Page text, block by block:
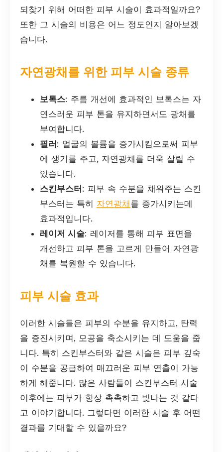
되찾기 위해 어떠한 피부 시술이 효과적일까요?
또한 그 시술의 비용은 어느 정도인지 알아보겠
습니다.
자연광채를 위한 피부 시술 종류
보톡스: 주름 개선에 효과적인 보톡스는 자
연스러운 피부 톤을 유지하면서도 광채를
부여합니다.
필러: 얼굴의 볼륨을 증가시킴으로써 피부
에 생기를 주고, 자연광채를 더욱 살릴 수
있습니다.
스킨부스터: 피부 속 수분을 채워주는 스킨
부스터는 특히 자연광채를 증가시키는데
효과적입니다.
레이저 시술: 레이저를 통해 피부 표면을
개선하고 피부 톤을 고르게 만들어 자연광
채를 복원할 수 있습니다.
피부 시술 효과
이러한 시술들은 피부의 수분을 유지하고, 탄력
을 증진시키며, 모공을 축소시키는 데 도움을 줍
니다. 특히 스킨부스터와 같은 시술은 피부 깊숙
이 수분을 공급하여 매끄러운 피부 연출이 가능
하게 해줍니다. 많은 사람들이 스킨부스터 시술
이후에는 피부가 항상 촉촉하고 빛나는 것 같다
고 이야기합니다. 그렇다면 이러한 시술 후 어떤
결과를 기대할 수 있을까요?